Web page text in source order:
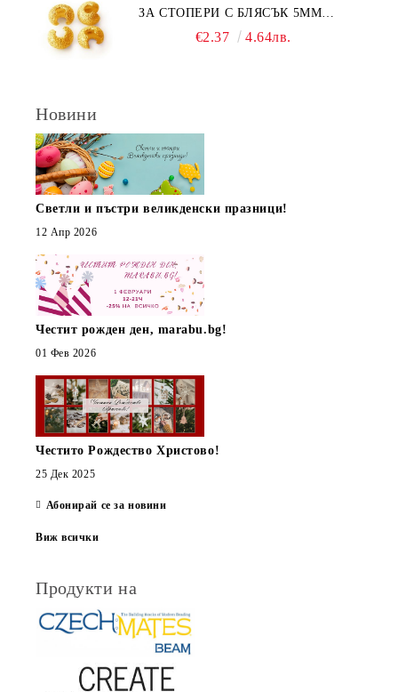
ЗА СТОПЕРИ С БЛЯСЪК 5ММ
€2.37 4.64лв.
Новини
Светли и пъстри великденски празници!
12 Апр 2026
Честит рожден ден, marabu.bg!
01 Фев 2026
Честито Рождество Христово!
25 Дек 2025
Абонирай се за новини
Виж всички
Продукти на